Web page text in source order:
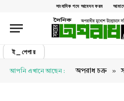
সাংবাদিক পদে আবেদন ফরম
ই_পেপার
আপনি এখানে আছেন : অপরাধ চক্র »